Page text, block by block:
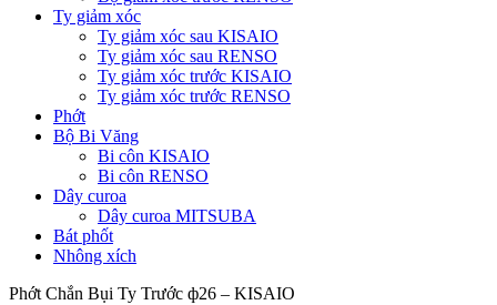
Ty giảm xóc
Ty giảm xóc sau KISAIO
Ty giảm xóc sau RENSO
Ty giảm xóc trước KISAIO
Ty giảm xóc trước RENSO
Phớt
Bộ Bi Văng
Bi côn KISAIO
Bi côn RENSO
Dây curoa
Dây curoa MITSUBA
Bát phốt
Nhông xích
Phớt Chắn Bụi Ty Trước ф26 – KISAIO